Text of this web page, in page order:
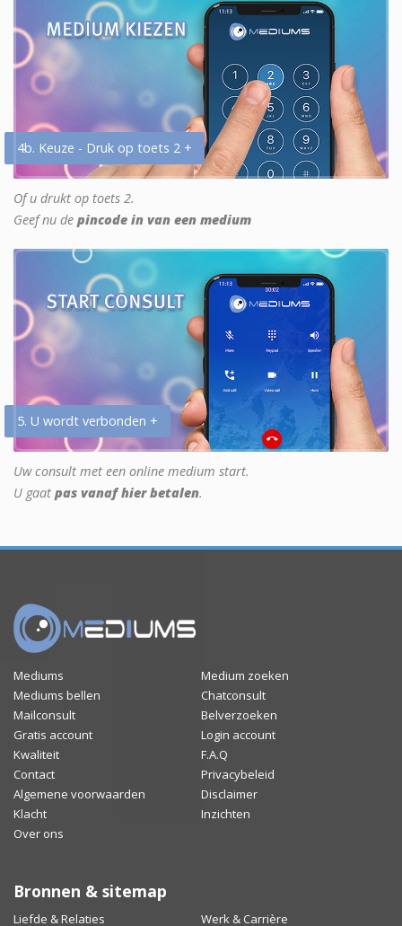
4b. Keuze - Druk op toets 2 +
Of u drukt op toets 2.
Geef nu de pincode in van een medium
5. U wordt verbonden +
Uw consult met een online medium start.
U gaat pas vanaf hier betalen.
Mediums
Medium zoeken
Mediums bellen
Chatconsult
Mailconsult
Belverzoeken
Gratis account
Login account
Kwaliteit
F.A.Q
Contact
Privacybeleid
Algemene voorwaarden
Disclaimer
Klacht
Inzichten
Over ons
Bronnen & sitemap
Liefde & Relaties Werk & Carrière